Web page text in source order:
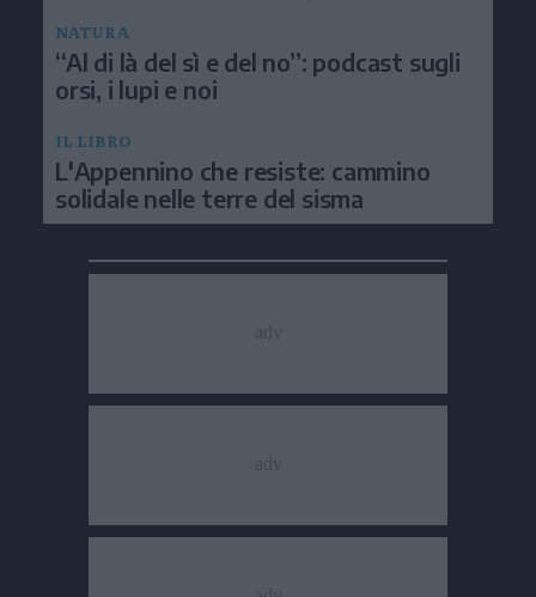
NATURA
“Al di là del sì e del no”: podcast sugli
orsi, i lupi e noi
IL LIBRO
L'Appennino che resiste: cammino
solidale nelle terre del sisma